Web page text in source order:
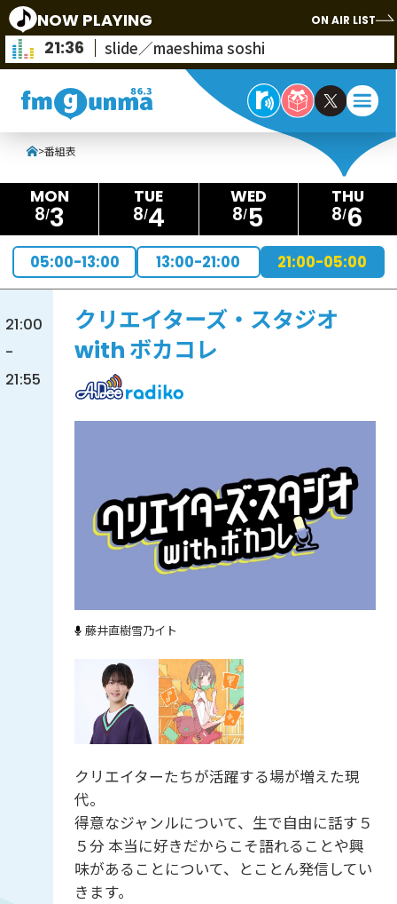
NOW PLAYING ON AIR LIST
21:36 slide／maeshima soshi
>番組表
8 3 8 4 8 5 8 6
05:00-13:00 13:00-21:00 21:00-05:00
21:00
-
21:55
クリエイターズ・スタジオ
with ボカコレ
藤井直樹雪乃イト
クリエイターたちが活躍する場が増えた現
代。
得意なジャンルについて、生で自由に話す５
５分 本当に好きだからこそ語れることや興
味があることについて、とことん発信してい
きます。